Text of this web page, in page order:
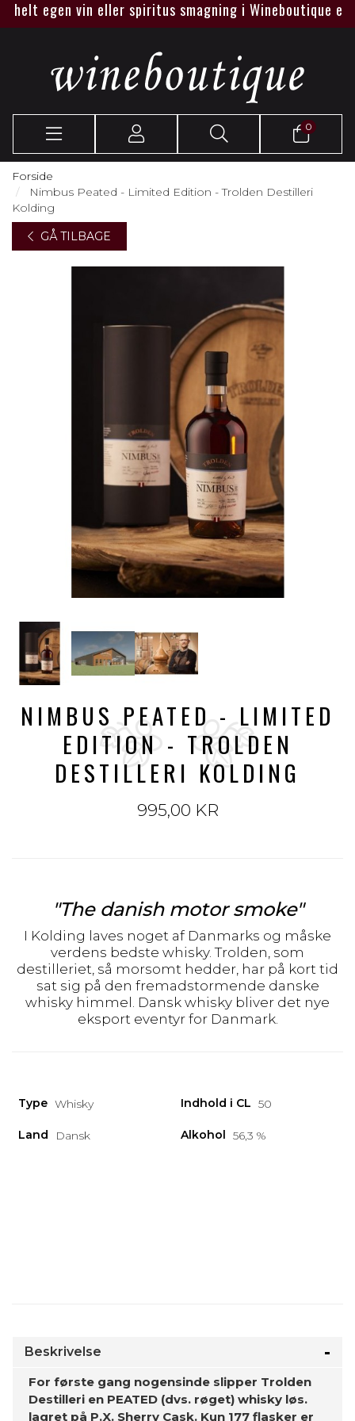
egen vin eller spiritus smagning i Wineboutique eller
0
Forside
Nimbus Peated - Limited Edition - Trolden Destilleri
Kolding
GÅ TILBAGE
NIMBUS PEATED - LIMITED
EDITION - TROLDEN
DESTILLERI KOLDING
995,00 KR
"The danish motor smoke"
I Kolding laves noget af Danmarks og måske
verdens bedste whisky. Trolden, som
destilleriet, så morsomt hedder, har på kort tid
sat sig på den fremadstormende danske
whisky himmel. Dansk whisky bliver det nye
eksport eventyr for Danmark.
Type Whisky Indhold i CL 50
Land Dansk Alkohol 56,3 %
Beskrivelse
For første gang nogensinde slipper Trolden
Destilleri en PEATED (dvs. røget) whisky løs.
lagret på P.X. Sherry Cask. Kun 177 flasker er